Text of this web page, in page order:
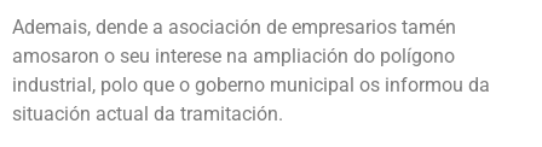
Ademais, dende a asociación de empresarios tamén
amosaron o seu interese na ampliación do polígono
industrial, polo que o goberno municipal os informou da
situación actual da tramitación.